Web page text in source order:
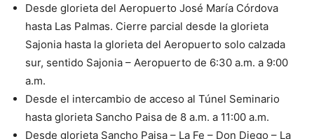
Desde glorieta del Aeropuerto José María Córdova
hasta Las Palmas. Cierre parcial desde la glorieta
Sajonia hasta la glorieta del Aeropuerto solo calzada
sur, sentido Sajonia – Aeropuerto de 6:30 a.m. a 9:00
a.m.
Desde el intercambio de acceso al Túnel Seminario
hasta glorieta Sancho Paisa de 8 a.m. a 11:00 a.m.
Desde glorieta Sancho Paisa – La Fe – Don Diego – La